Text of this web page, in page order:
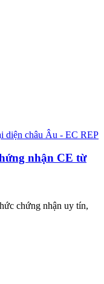
diện châu Âu - EC REP
nhận CE từ
chứng nhận uy tín,